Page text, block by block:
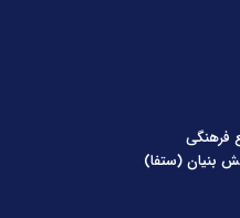
فرهنگی
بنیان (ستفا)